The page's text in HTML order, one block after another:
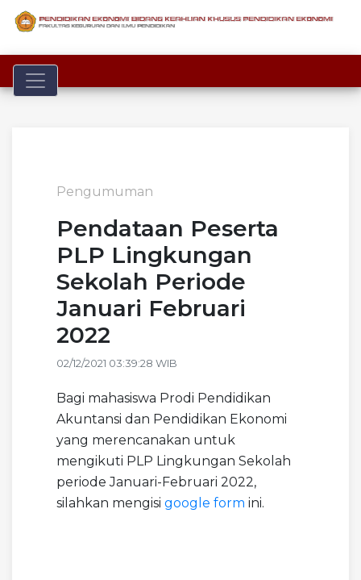
Toggle navigation
Pengumuman
Pendataan Peserta
PLP Lingkungan
Sekolah Periode
Januari Februari
2022
02/12/2021 03:39:28 WIB
Bagi mahasiswa Prodi Pendidikan
Akuntansi dan Pendidikan Ekonomi
yang merencanakan untuk
mengikuti PLP Lingkungan Sekolah
periode Januari-Februari 2022,
silahkan mengisi google form ini.